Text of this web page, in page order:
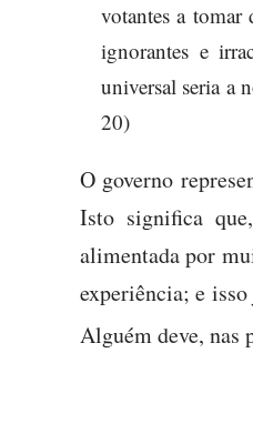
votantes a tomar
ignorantes e
universal seria a
20)
O governo
Isto significa
alimentada por
experiência; e
Alguém deve, nas